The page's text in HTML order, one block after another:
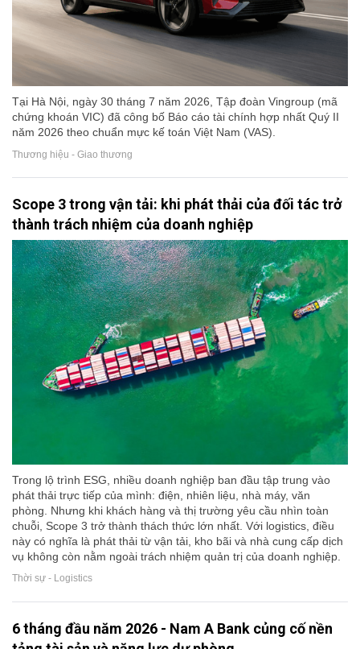
Tại Hà Nội, ngày 30 tháng 7 năm 2026, Tập đoàn Vingroup (mã
chứng khoán VIC) đã công bố Báo cáo tài chính hợp nhất Quý II
năm 2026 theo chuẩn mực kế toán Việt Nam (VAS).
Thương hiệu - Giao thương
Scope 3 trong vận tải: khi phát thải của đối tác trở
thành trách nhiệm của doanh nghiệp
Trong lộ trình ESG, nhiều doanh nghiệp ban đầu tập trung vào
phát thải trực tiếp của mình: điện, nhiên liệu, nhà máy, văn
phòng. Nhưng khi khách hàng và thị trường yêu cầu nhìn toàn
chuỗi, Scope 3 trở thành thách thức lớn nhất. Với logistics, điều
này có nghĩa là phát thải từ vận tải, kho bãi và nhà cung cấp dịch
vụ không còn nằm ngoài trách nhiệm quản trị của doanh nghiệp.
Thời sự - Logistics
6 tháng đầu năm 2026 - Nam A Bank củng cố nền